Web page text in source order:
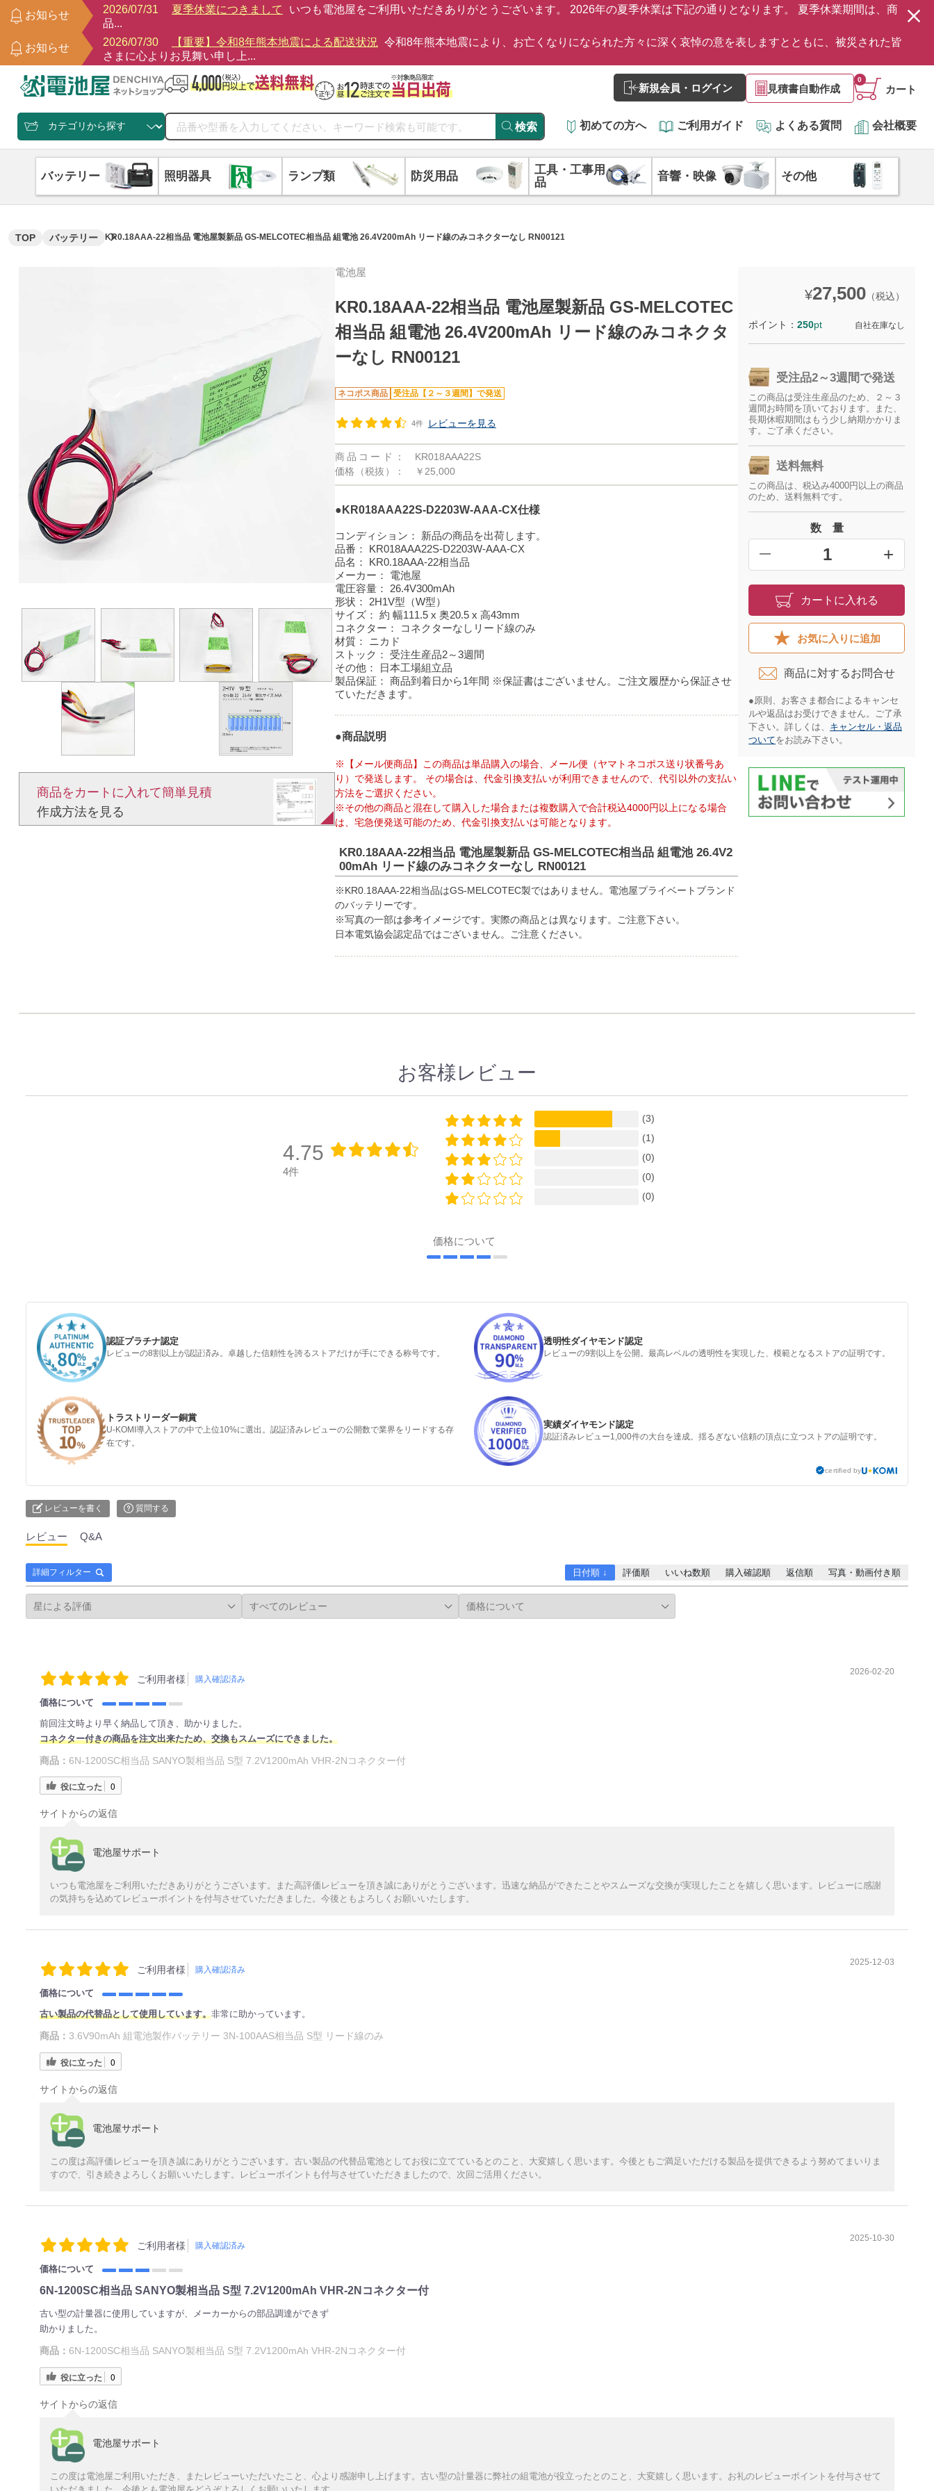
お知らせ
2026/07/31 夏季休業につきまして
いつも電池屋をご利用いただきありがとうございます。 2026年の夏季休業は下記の通りとなります。 夏季休業期間は、商
品...
お知らせ
2026/07/30 【重要】令和8年熊本地震による配送状況 令和8年熊本地震により、お亡くなりになられた方々に深く哀悼の意を表しますとともに、被災された皆
さまに心よりお見舞い申し上...
新規会員・ログイン 見積書自動作成 カート
0
検索 初めての方へ ご利用ガイド よくある質問 会社概要
バッテリー 照明器具 ランプ類 防災用品
工具・工事用
品
音響・映像 その他
TOP バッテリー KR0.18AAA-22相当品 電池屋製新品 GS-MELCOTEC相当品 組電池 26.4V200mAh リード線のみコネクターなし RN00121
商品をカートに入れて簡単見積​
作成方法を見る​​
電池屋
KR0.18AAA-22相当品 電池屋製新品 GS-MELCOTEC
相当品 組電池 26.4V200mAh リード線のみコネクタ
ーなし RN00121
ネコポス商品 受注品【２～３週間】で発送
4件 レビューを見る
商品コード：
KR018AAA22S
価格（税抜）：
￥25,000
●KR018AAA22S-D2203W-AAA-CX仕様
コンディション：
新品の商品を出荷します。
品番：
KR018AAA22S-D2203W-AAA-CX
品名：
KR0.18AAA-22相当品
メーカー：
電池屋
電圧容量：
26.4V300mAh
形状：
2H1V型（W型）
サイズ： 約 幅111.5 x 奥20.5 x 高43mm
コネクター：
コネクターなしリード線のみ
材質：
ニカド
ストック：
受注生産品2～3週間
その他：
日本工場組立品
製品保証： 商品到着日から1年間 ※保証書はございません。ご注文履歴から保証させ
ていただきます。
●商品説明
※【メール便商品】この商品は単品購入の場合、メール便（ヤマトネコポス送り状番号あ
り）で発送します。 その場合は、代金引換支払いが利用できませんので、代引以外の支払い
方法をご選択ください。
※その他の商品と混在して購入した場合または複数購入で合計税込4000円以上になる場合
は、宅急便発送可能のため、代金引換支払いは可能となります。
KR0.18AAA-22相当品 電池屋製新品 GS-MELCOTEC相当品 組電池 26.4V2
00mAh リード線のみコネクターなし RN00121
※KR0.18AAA-22相当品はGS-MELCOTEC製ではありません。電池屋プライベートブランド
のバッテリーです。
※写真の一部は参考イメージです。実際の商品とは異なります。ご注意下さい。
日本電気協会認定品ではございません。ご注意ください。
¥27,500 （税込）
ポイント：250pt 自社在庫なし
受注品2～3週間で発送
この商品は受注生産品のため、２～３
週間お時間を頂いております。また、
長期休暇期間はもう少し納期かかりま
す。ご了承ください。
送料無料
この商品は、税込み4000円以上の商品
のため、送料無料です。
数 量
━ +
カートに入れる
お気に入りに追加
商品に対するお問合せ​
●原則、お客さま都合によるキャンセ
ルや返品はお受けできません。ご了承
下さい。詳しくは、 キャンセル・返品
ついてをお読み下さい。​
お客様レビュー
4.75
4件
(3)
(1)
(0)
(0)
(0)
価格について
認証プラチナ認定
レビューの8割以上が認証済み。卓越した信頼性を誇るストアだけが手にできる称号です。
透明性ダイヤモンド認定
レビューの9割以上を公開。最高レベルの透明性を実現した、模範となるストアの証明です。
トラストリーダー銅賞
U-KOMI導入ストアの中で上位10%に選出。認証済みレビューの公開数で業界をリードする存
在です。
実績ダイヤモンド認定
認証済みレビュー1,000件の大台を達成。揺るぎない信頼の頂点に立つストアの証明です。
certified by
レビューを書く 質問する
レビュー Q&A
詳細フィルター 日付順 ↓ 評価順 いいね数順 購入確認順 返信順 写真・動画付き順
ご利用者様 購入確認済み
2026-02-20
価格について
前回注文時より早く納品して頂き、助かりました。
コネクター付きの商品を注文出来たため、交換もスムーズにできました。
商品： 6N-1200SC相当品 SANYO製相当品 S型 7.2V1200mAh VHR-2Nコネクター付
役に立った 0
サイトからの返信
電池屋サポート
いつも電池屋をご利用いただきありがとうございます。また高評価レビューを頂き誠にありがとうございます。迅速な納品ができたことやスムーズな交換が実現したことを嬉しく思います。レビューに感謝
の気持ちを込めてレビューポイントを付与させていただきました。今後ともよろしくお願いいたします。
ご利用者様 購入確認済み
2025-12-03
価格について
古い製品の代替品として使用しています。非常に助かっています。
商品： 3.6V90mAh 組電池製作バッテリー 3N-100AAS相当品 S型 リード線のみ
役に立った 0
サイトからの返信
電池屋サポート
この度は高評価レビューを頂き誠にありがとうございます。古い製品の代替品電池としてお役に立てているとのこと、大変嬉しく思います。今後ともご満足いただける製品を提供できるよう努めてまいりま
すので、引き続きよろしくお願いいたします。レビューポイントも付与させていただきましたので、次回ご活用ください。
ご利用者様 購入確認済み
2025-10-30
価格について
6N-1200SC相当品 SANYO製相当品 S型 7.2V1200mAh VHR-2Nコネクター付
古い型の計量器に使用していますが、メーカーからの部品調達ができず
助かりました。
商品： 6N-1200SC相当品 SANYO製相当品 S型 7.2V1200mAh VHR-2Nコネクター付
役に立った 0
サイトからの返信
電池屋サポート
この度は電池屋ご利用いただき、またレビューいただいたこと、心より感謝申し上げます。古い型の計量器に弊社の組電池が役立ったとのこと、大変嬉しく思います。お礼のレビューポイントを付与させて